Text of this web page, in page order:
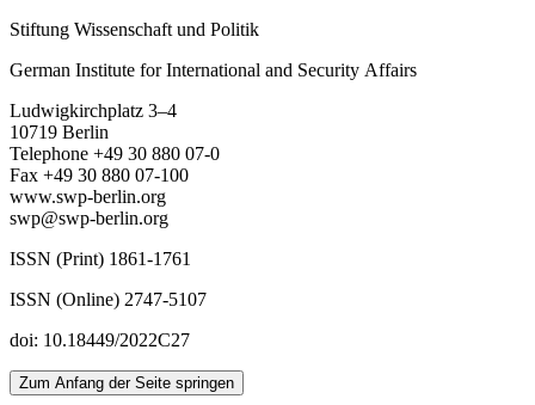
Stiftung Wissenschaft und Politik
German Institute for International and Security Affairs
Ludwigkirchplatz 3–4
10719 Berlin
Telephone +49 30 880 07-0
Fax +49 30 880 07-100
www.swp-berlin.org
swp@swp-berlin.org
ISSN (Print) 1861-1761
ISSN (Online) 2747-5107
doi: 10.18449/2022C27
Zum Anfang der Seite springen